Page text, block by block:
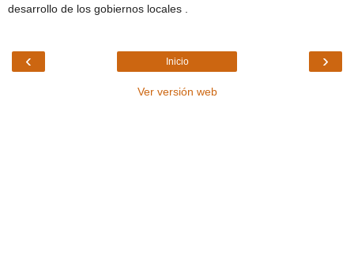
desarrollo de los gobiernos locales .
‹ ›
Inicio
Ver versión web